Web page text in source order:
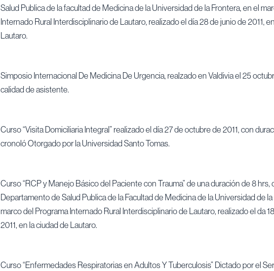
Salud Publica de la facultad de Medicina de la Universidad de la Frontera, en el
Internado Rural Interdisciplinario de Lautaro, realizado el día 28 de junio de 2011,
Lautaro.
Simposio Internacional De Medicina De Urgencia, realzado en Valdivia el 25
calidad de asistente.
Curso “Visita Domiciliaria Integral” realizado el día 27 de octubre de 2011, con
cronoló Otorgado por la Universidad Santo Tomas.
Curso “RCP y Manejo Básico del Paciente con Trauma” de una duración de 8 hrs,
Departamento de Salud Publica de la Facultad de Medicina de la Universidad de
marco del Programa Internado Rural Interdisciplinario de Lautaro, realizado el da
2011, en la ciudad de Lautaro.
Curso “Enfermedades Respiratorias en Adultos Y Tuberculosis” Dictado por el